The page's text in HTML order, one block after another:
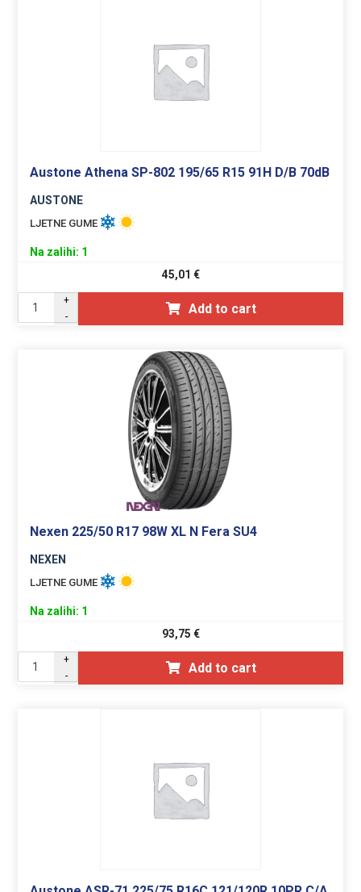
Austone Athena SP-802 195/65 R15 91H D/B 70dB
AUSTONE
LJETNE GUME
Na zalihi: 1
45,01 €
+
-
Add to cart
Nexen 225/50 R17 98W XL N Fera SU4
NEXEN
LJETNE GUME
Na zalihi: 1
93,75 €
+
-
Add to cart